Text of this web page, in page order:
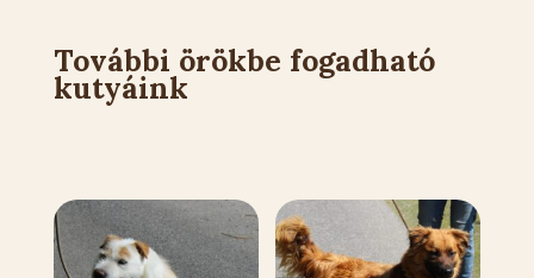
További örökbe fogadható
kutyáink